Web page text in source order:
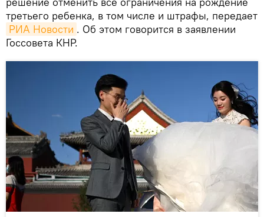
третьего ребенка, в том числе и штрафы, передает
РИА Новости . Об этом говорится в заявлении
Госсовета КНР.